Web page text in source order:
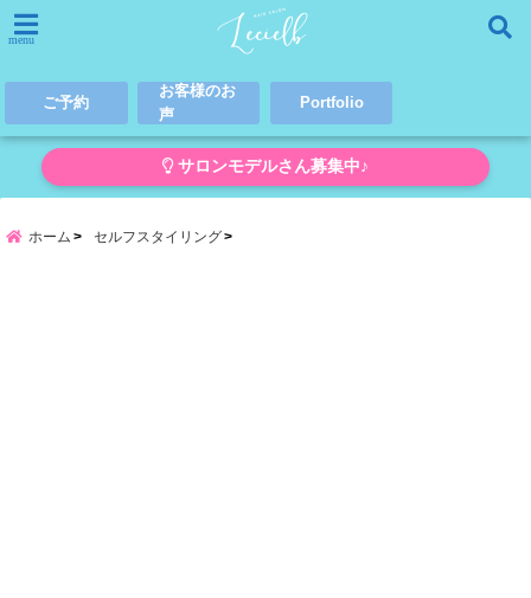
menu
ご予約
お客様のお
声
Portfolio
サロンモデルさん募集中♪
ホーム セルフスタイリング